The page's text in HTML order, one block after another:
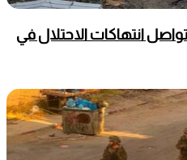
انتهاكات الاحتلال في